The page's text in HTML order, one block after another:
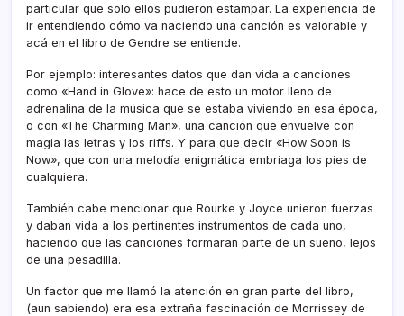
particular que solo ellos pudieron estampar. La experiencia de
ir entendiendo cómo va naciendo una canción es valorable y
acá en el libro de Gendre se entiende.
Por ejemplo: interesantes datos que dan vida a canciones
como «Hand in Glove»: hace de esto un motor lleno de
adrenalina de la música que se estaba viviendo en esa época,
o con «The Charming Man», una canción que envuelve con
magia las letras y los riffs. Y para que decir «How Soon is
Now», que con una melodía enigmática embriaga los pies de
cualquiera.
También cabe mencionar que Rourke y Joyce unieron fuerzas
y daban vida a los pertinentes instrumentos de cada uno,
haciendo que las canciones formaran parte de un sueño, lejos
de una pesadilla.
Un factor que me llamó la atención en gran parte del libro,
(aun sabiendo) era esa extraña fascinación de Morrissey de